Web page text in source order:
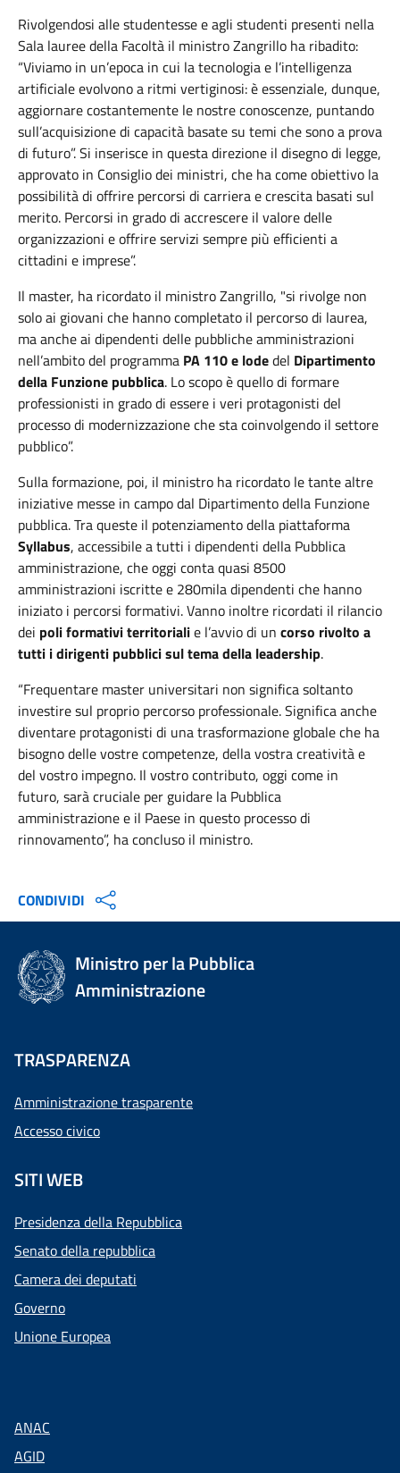
Rivolgendosi alle studentesse e agli studenti presenti nella
Sala lauree della Facoltà il ministro Zangrillo ha ribadito:
“Viviamo in un’epoca in cui la tecnologia e l’intelligenza
artificiale evolvono a ritmi vertiginosi: è essenziale, dunque,
aggiornare costantemente le nostre conoscenze, puntando
sull’acquisizione di capacità basate su temi che sono a prova
di futuro”. Si inserisce in questa direzione il disegno di legge,
approvato in Consiglio dei ministri, che ha come obiettivo la
possibilità di offrire percorsi di carriera e crescita basati sul
merito. Percorsi in grado di accrescere il valore delle
organizzazioni e offrire servizi sempre più efficienti a
cittadini e imprese”.
Il master, ha ricordato il ministro Zangrillo, "si rivolge non
solo ai giovani che hanno completato il percorso di laurea,
ma anche ai dipendenti delle pubbliche amministrazioni
nell’ambito del programma PA 110 e lodedel Dipartimento
della Funzione pubblica. Lo scopo è quello di formare
professionisti in grado di essere i veri protagonisti del
processo di modernizzazione che sta coinvolgendo il settore
pubblico”.
Sulla formazione, poi, il ministro ha ricordato le tante altre
iniziative messe in campo dal Dipartimento della Funzione
pubblica. Tra queste il potenziamento della piattaforma
Syllabus, accessibile a tutti i dipendenti della Pubblica
amministrazione, che oggi conta quasi 8500
amministrazioni iscritte e 280mila dipendenti che hanno
iniziato i percorsi formativi. Vanno inoltre ricordati il rilancio
dei poli formativi territorialie l’avvio di un corso rivolto a
tutti i dirigenti pubblici sul tema della leadership.
“Frequentare master universitari non significa soltanto
investire sul proprio percorso professionale. Significa anche
diventare protagonisti di una trasformazione globale che ha
bisogno delle vostre competenze, della vostra creatività e
del vostro impegno. Il vostro contributo, oggi come in
futuro, sarà cruciale per guidare la Pubblica
amministrazione e il Paese in questo processo di
rinnovamento”, ha concluso il ministro.
CONDIVIDI
Ministro per la Pubblica
Amministrazione
TRASPARENZA
Amministrazione trasparente
Accesso civico
SITI WEB
Presidenza della Repubblica
Senato della repubblica
Camera dei deputati
Governo
Unione Europea
ANAC
AGID